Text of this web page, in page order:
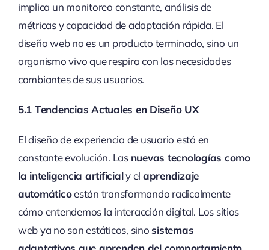
implica un monitoreo constante, análisis de
métricas y capacidad de adaptación rápida. El
diseño web no es un producto terminado, sino un
organismo vivo que respira con las necesidades
cambiantes de sus usuarios.
5.1 Tendencias Actuales en Diseño UX
El diseño de experiencia de usuario está en
constante evolución. Las nuevas tecnologías como
la inteligencia artificialy el aprendizaje
automáticoestán transformando radicalmente
cómo entendemos la interacción digital. Los sitios
web ya no son estáticos, sinosistemas